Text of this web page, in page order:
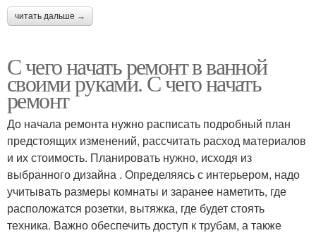
читать дальше →
С чего начать ремонт в ванной
своими руками. С чего начать
ремонт
До начала ремонта нужно расписать подробный план
предстоящих изменений, рассчитать расход материалов
и их стоимость. Планировать нужно, исходя из
выбранного дизайна . Определяясь с интерьером, надо
учитывать размеры комнаты и заранее наметить, где
расположатся розетки, вытяжка, где будет стоять
техника. Важно обеспечить доступ к трубам, а также